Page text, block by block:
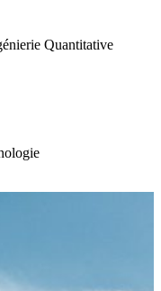
Quantitative